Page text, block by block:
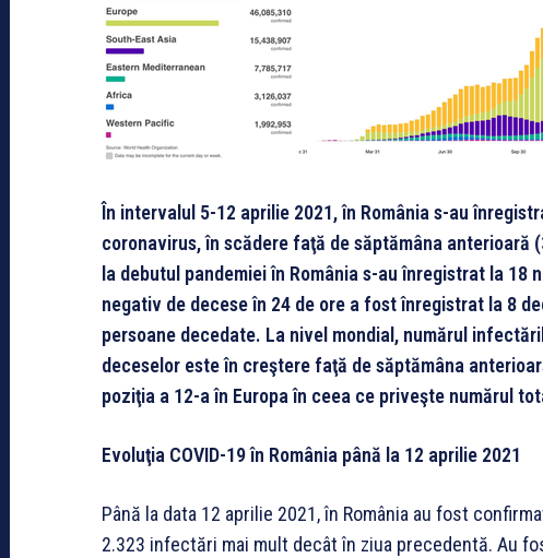
În intervalul 5-12 aprilie 2021, în România s-au
coronavirus, în scădere faţă de săptămâna anterioară
la debutul pandemiei în România s-au înregistrat la 18
negativ de decese în 24 de ore a fost înregistrat la 8
persoane decedate. La nivel mondial, numărul
deceselor este în creştere faţă de săptămâna
poziţia a 12-a în Europa în ceea ce priveşte numărul
Evoluţia COVID-19 în România până la 12 aprilie 2021
Până la data 12 aprilie 2021, în România au fost
2.323 infectări mai mult decât în ziua precedentă. Au